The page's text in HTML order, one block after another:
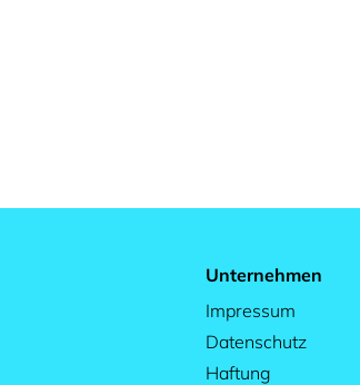
Unternehmen
Impressum
Datenschutz
Haftung